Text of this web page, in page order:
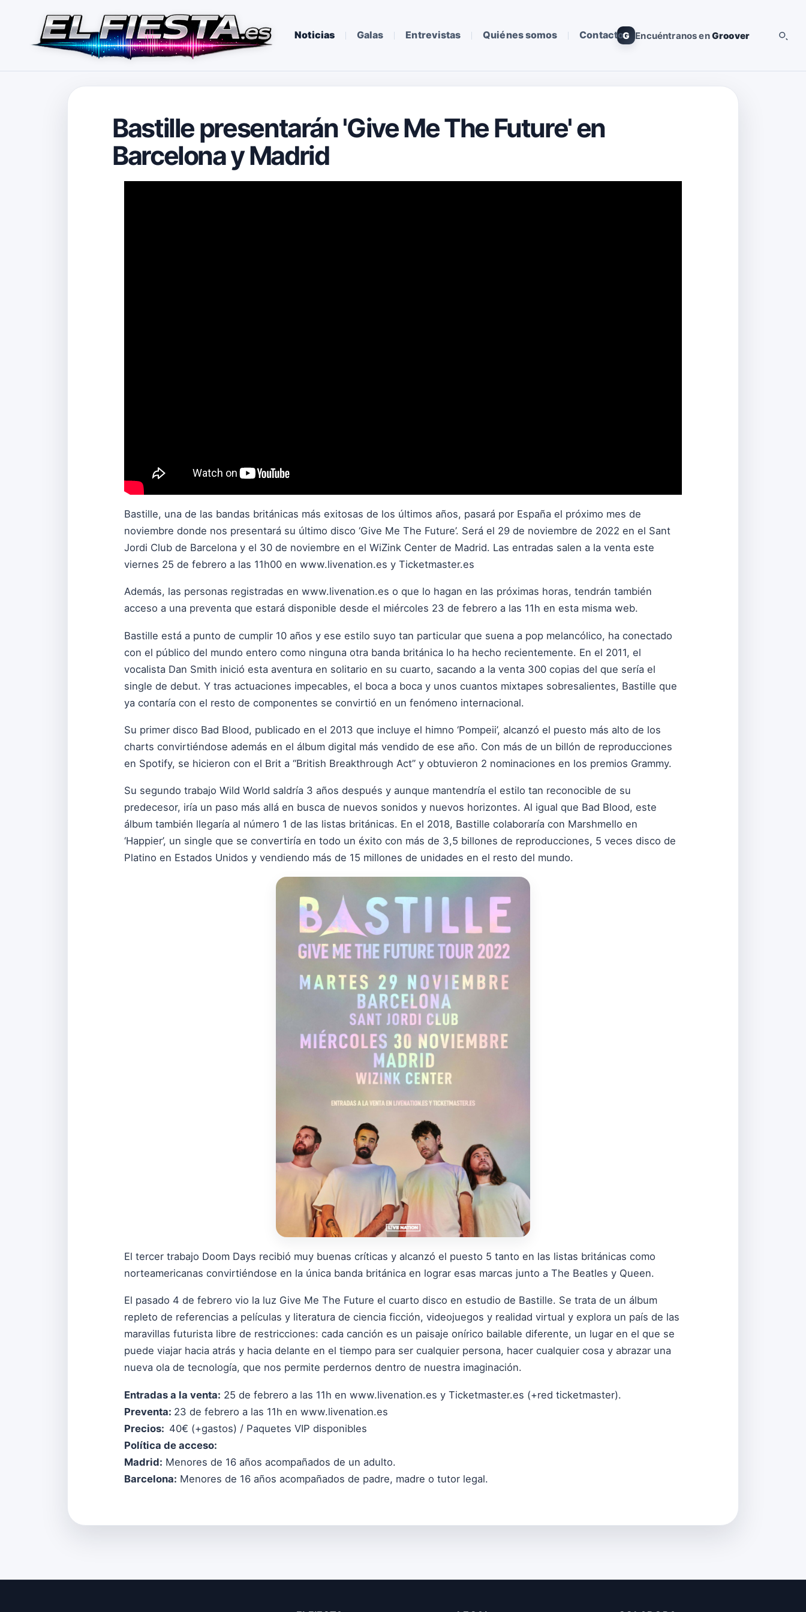
Noticias Galas Entrevistas Quiénes somos ContactoG Encuéntranos enGroover
Bastille presentarán 'Give Me The Future' en
Barcelona y Madrid
Bastille, una de las bandas británicas más exitosas de los últimos años, pasará por España el próximo mes de
noviembre donde nos presentará su último disco ‘Give Me The Future’. Será el 29 de noviembre de 2022 en el Sant
Jordi Club de Barcelona y el 30 de noviembre en el WiZink Center de Madrid. Las entradas salen a la venta este
viernes 25 de febrero a las 11h00 en www.livenation.es y Ticketmaster.es
Además, las personas registradas en www.livenation.es o que lo hagan en las próximas horas, tendrán también
acceso a una preventa que estará disponible desde el miércoles 23 de febrero a las 11h en esta misma web.
Bastille está a punto de cumplir 10 años y ese estilo suyo tan particular que suena a pop melancólico, ha conectado
con el público del mundo entero como ninguna otra banda británica lo ha hecho recientemente. En el 2011, el
vocalista Dan Smith inició esta aventura en solitario en su cuarto, sacando a la venta 300 copias del que sería el
single de debut. Y tras actuaciones impecables, el boca a boca y unos cuantos mixtapes sobresalientes, Bastille que
ya contaría con el resto de componentes se convirtió en un fenómeno internacional.
Su primer disco Bad Blood, publicado en el 2013 que incluye el himno ‘Pompeii’, alcanzó el puesto más alto de los
charts convirtiéndose además en el álbum digital más vendido de ese año. Con más de un billón de reproducciones
en Spotify, se hicieron con el Brit a “British Breakthrough Act” y obtuvieron 2 nominaciones en los premios Grammy.
Su segundo trabajo Wild World saldría 3 años después y aunque mantendría el estilo tan reconocible de su
predecesor, iría un paso más allá en busca de nuevos sonidos y nuevos horizontes. Al igual que Bad Blood, este
álbum también llegaría al número 1 de las listas británicas. En el 2018, Bastille colaboraría con Marshmello en
‘Happier’, un single que se convertiría en todo un éxito con más de 3,5 billones de reproducciones, 5 veces disco de
Platino en Estados Unidos y vendiendo más de 15 millones de unidades en el resto del mundo.
El tercer trabajo Doom Days recibió muy buenas críticas y alcanzó el puesto 5 tanto en las listas británicas como
norteamericanas convirtiéndose en la única banda británica en lograr esas marcas junto a The Beatles y Queen.
El pasado 4 de febrero vio la luz Give Me The Future el cuarto disco en estudio de Bastille. Se trata de un álbum
repleto de referencias a películas y literatura de ciencia ficción, videojuegos y realidad virtual y explora un país de las
maravillas futurista libre de restricciones: cada canción es un paisaje onírico bailable diferente, un lugar en el que se
puede viajar hacia atrás y hacia delante en el tiempo para ser cualquier persona, hacer cualquier cosa y abrazar una
nueva ola de tecnología, que nos permite perdernos dentro de nuestra imaginación.
Entradas a la venta: 25 de febrero a las 11h en www.livenation.es y Ticketmaster.es (+red ticketmaster).
Preventa: 23 de febrero a las 11h en www.livenation.es
Precios: 40€ (+gastos) / Paquetes VIP disponibles
Política de acceso:
Madrid: Menores de 16 años acompañados de un adulto.
Barcelona: Menores de 16 años acompañados de padre, madre o tutor legal.